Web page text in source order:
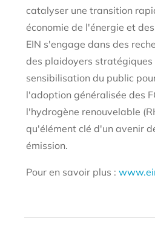
catalyser une transition
économie de l'énergie et
EIN s'engage dans des
des plaidoyers
sensibilisation du public
l'adoption généralisée des
l'hydrogène renouvelable
qu'élément clé d'un avenir
émission.
Pour en savoir plus :